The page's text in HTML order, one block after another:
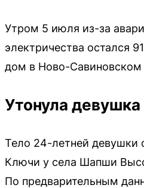
Утром 5 июля из-за
электричества остался
дом в Ново-Савиновском
Утонула девушка
Тело 24-летней девушки
Ключи у села Шапши
По предварительным